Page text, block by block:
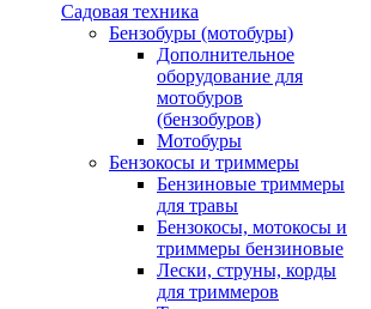
Садовая техника
Бензобуры (мотобуры)
Дополнительное
оборудование для
мотобуров
(бензобуров)
Мотобуры
Бензокосы и триммеры
Бензиновые триммеры
для травы
Бензокосы, мотокосы и
триммеры бензиновые
Лески, струны, корды
для триммеров